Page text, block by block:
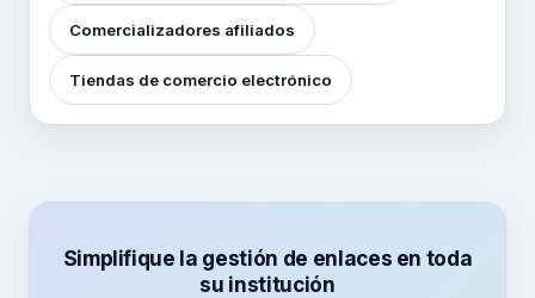
Comercializadores afiliados
Tiendas de comercio electrónico
Simplifique la gestión de enlaces en toda
su institución